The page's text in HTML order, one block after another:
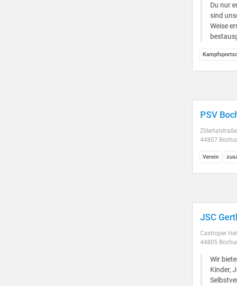
Du nur
sind
Weise
PSV
Zillertalstraße
44807
Verein
JSC
Castroper
44805
Wir
Kinder,